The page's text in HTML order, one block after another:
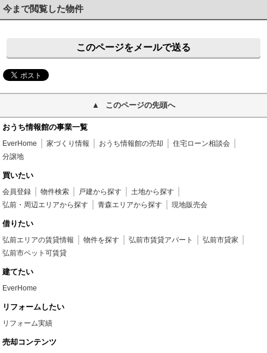
今まで閲覧した物件
このページをメールで送る
このページの先頭へ
おうち情報館の事業一覧
EverHome 家づくり情報 おうち情報館の売却
住宅ローン相談会
分譲地
買いたい
会員登録 物件検索 戸建から探す
土地から探す
弘前・周辺エリアから探す
青森エリアから探す 現地販売会
借りたい
弘前エリアの賃貸情報 物件を探す 弘前市賃貸アパート
弘前市貸家
弘前市ペット可賃貸
建てたい
EverHome
リフォームしたい
リフォーム実績
売却コンテンツ